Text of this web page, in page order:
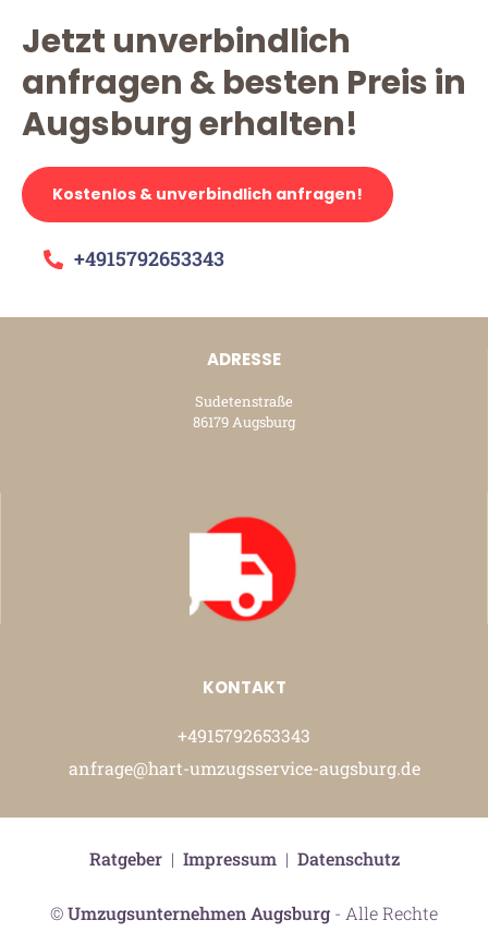
Jetzt unverbindlich
anfragen & besten Preis in
Augsburg erhalten!
Kostenlos & unverbindlich anfragen!
+4915792653343
ADRESSE
Sudetenstraße
86179 Augsburg
KONTAKT
+4915792653343
anfrage@hart-umzugsservice-augsburg.de
©Umzugsunternehmen Augsburg - Alle Rechte
Ratgeber| Impressum| Datenschutz